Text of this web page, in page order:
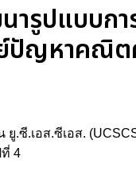
รูปแบบกา
ปัญหาคณิต
ยู.ซี.เอส.ซีเอส.
4